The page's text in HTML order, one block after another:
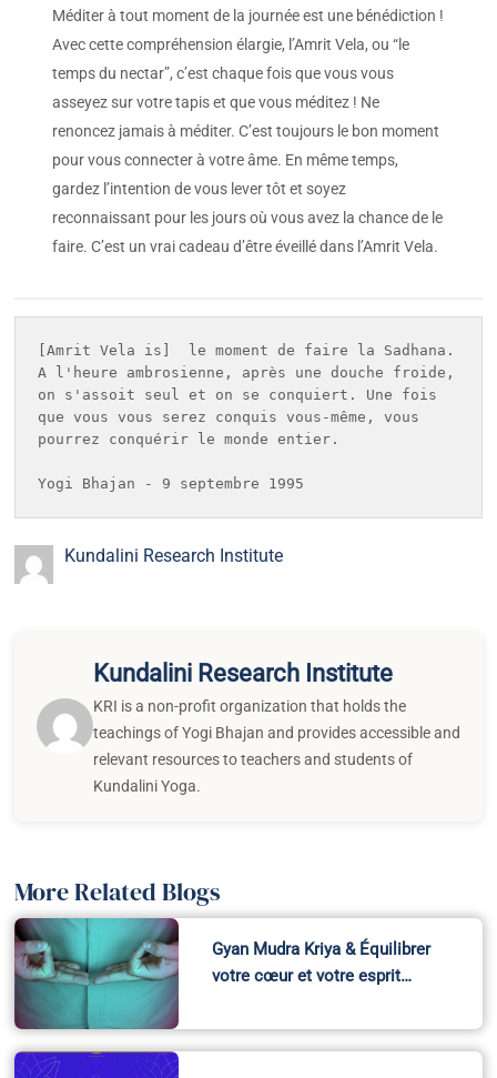
Méditer à tout moment de la journée est une bénédiction !
Avec cette compréhension élargie, l’Amrit Vela, ou “le
temps du nectar”, c’est chaque fois que vous vous
asseyez sur votre tapis et que vous méditez ! Ne
renoncez jamais à méditer. C’est toujours le bon moment
pour vous connecter à votre âme. En même temps,
gardez l’intention de vous lever tôt et soyez
reconnaissant pour les jours où vous avez la chance de le
faire. C’est un vrai cadeau d’être éveillé dans l’Amrit Vela.
[Amrit Vela is]  le moment de faire la Sadhana.
A l'heure ambrosienne, après une douche froide,
on s'assoit seul et on se conquiert. Une fois
que vous vous serez conquis vous-même, vous
pourrez conquérir le monde entier.
Yogi Bhajan - 9 septembre 1995
Kundalini Research Institute
Kundalini Research Institute
KRI is a non-profit organization that holds the
teachings of Yogi Bhajan and provides accessible and
relevant resources to teachers and students of
Kundalini Yoga.
More Related Blogs
Gyan Mudra Kriya & Équilibrer
votre cœur et votre esprit…